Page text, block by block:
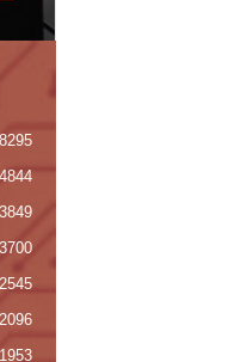
8295
4844
3849
3700
2545
2096
1953